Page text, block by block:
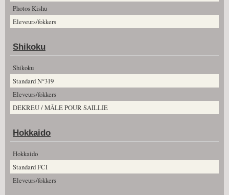
Photos Kishu
Eleveurs/fokkers
Shikoku
Shikoku
Standard N°319
Eleveurs/fokkers
DEKREU / MÂLE POUR SAILLIE
Hokkaido
Hokkaido
Standard FCI
Eleveurs/fokkers